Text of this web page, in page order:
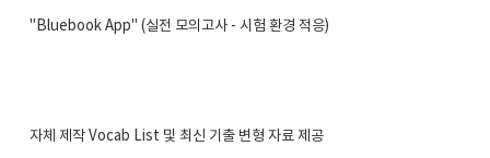
"Bluebook App" (실전 모의고사 - 시험 환경 적응)
자체 제작 Vocab List 및 최신 기출 변형 자료 제공